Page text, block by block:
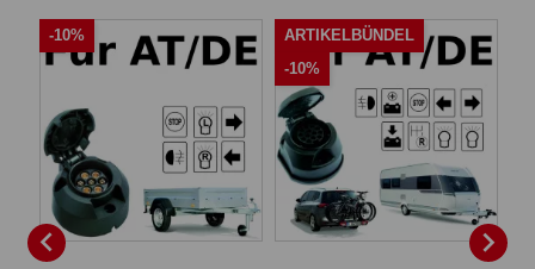

-10%
ARTIKELBÜNDEL
-10%
